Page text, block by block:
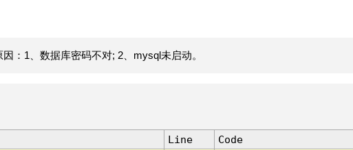
：1、数据库密码不对; 2、mysql未启动。
Line
Code